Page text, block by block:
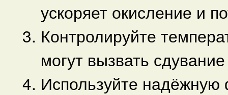
ускоряет окисление и
Контролируйте
могут вызвать
Используйте